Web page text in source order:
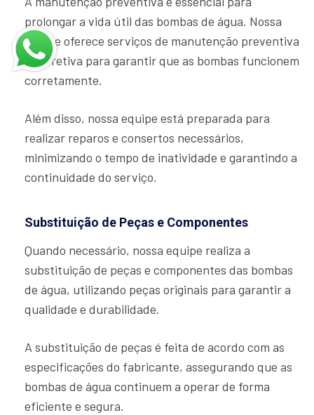
prolongar a vida útil das bombas de água. Nossa
equipe oferece serviços de manutenção preventiva
e corretiva para garantir que as bombas funcionem
corretamente.
Além disso, nossa equipe está preparada para
realizar reparos e consertos necessários,
minimizando o tempo de inatividade e garantindo a
continuidade do serviço.
Substituição de Peças e Componentes
Quando necessário, nossa equipe realiza a
substituição de peças e componentes das bombas
de água, utilizando peças originais para garantir a
qualidade e durabilidade.
A substituição de peças é feita de acordo com as
especificações do fabricante, assegurando que as
bombas de água continuem a operar de forma
eficiente e segura.